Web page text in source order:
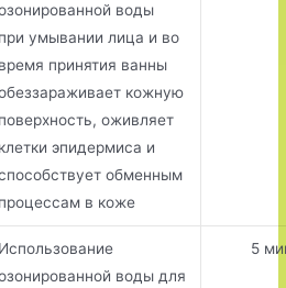
воды
при умывании лица и во
время принятия ванны
кожную
поверхность, оживляет
клетки эпидермиса и
обменным
процессам в коже
Использование
воды для
5